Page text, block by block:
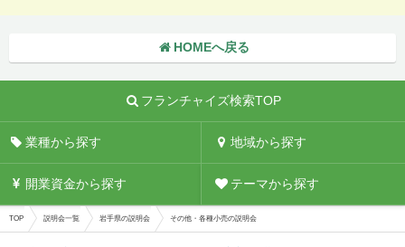
HOMEへ戻る
フランチャイズ検索TOP
業種から探す 地域から探す
開業資金から探す テーマから探す
TOP 説明会一覧 岩手県の説明会 その他・各種小売の説明会